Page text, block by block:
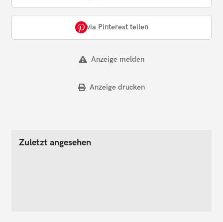
via Pinterest teilen
Anzeige melden
Anzeige drucken
Zuletzt angesehen